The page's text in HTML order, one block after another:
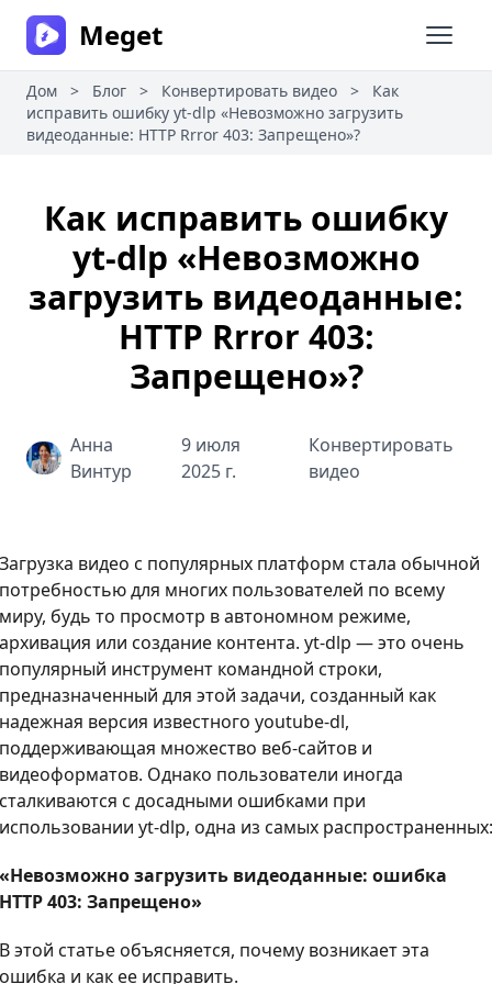
Meget
Дом > Блог > Конвертировать видео >
Как
исправить ошибку yt-dlp «Невозможно загрузить
видеоданные: HTTP Rrror 403: Запрещено»?
Как исправить ошибку
yt-dlp «Невозможно
загрузить видеоданные:
HTTP Rrror 403:
Запрещено»?
Анна
Винтур
9 июля
2025 г.
Конвертировать
видео
Загрузка видео с популярных платформ стала обычной
потребностью для многих пользователей по всему
миру, будь то просмотр в автономном режиме,
архивация или создание контента. yt-dlp — это очень
популярный инструмент командной строки,
предназначенный для этой задачи, созданный как
надежная версия известного youtube-dl,
поддерживающая множество веб-сайтов и
видеоформатов. Однако пользователи иногда
сталкиваются с досадными ошибками при
использовании yt-dlp, одна из самых распространенных:
«Невозможно загрузить видеоданные: ошибка
HTTP 403: Запрещено»
В этой статье объясняется, почему возникает эта
ошибка и как ее исправить.